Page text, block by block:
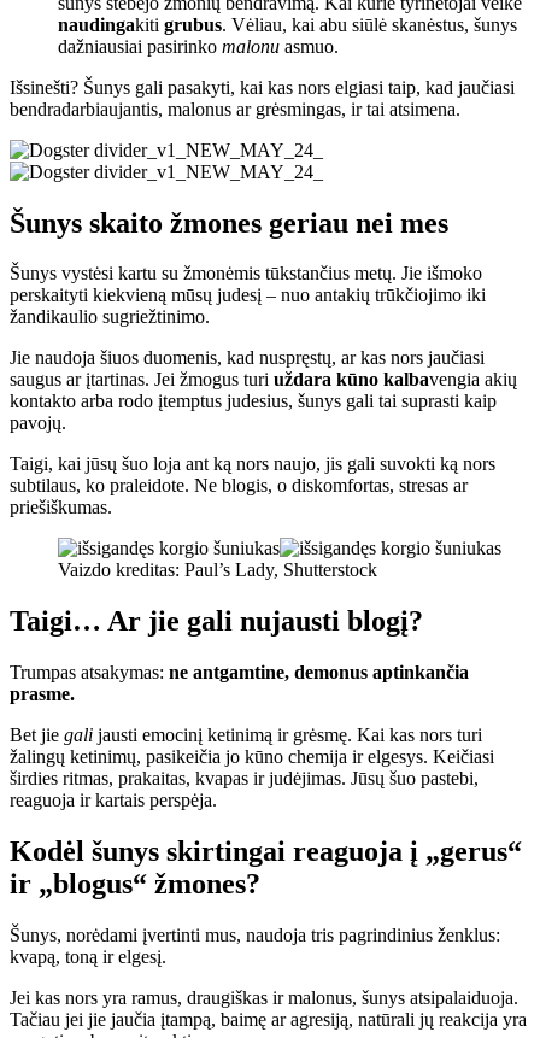
naudingakiti grubus. Vėliau, kai abu siūlė skanėstus, šunys
dažniausiai pasirinko malonu asmuo.
Išsinešti? Šunys gali pasakyti, kai kas nors elgiasi taip, kad jaučiasi
bendradarbiaujantis, malonus ar grėsmingas, ir tai atsimena.
Šunys skaito žmones geriau nei mes
Šunys vystėsi kartu su žmonėmis tūkstančius metų. Jie išmoko
perskaityti kiekvieną mūsų judesį – nuo ​​antakių trūkčiojimo iki
žandikaulio sugriežtinimo.
Jie naudoja šiuos duomenis, kad nuspręstų, ar kas nors jaučiasi
saugus ar įtartinas. Jei žmogus turi uždara kūno kalbavengia akių
kontakto arba rodo įtemptus judesius, šunys gali tai suprasti kaip
pavojų.
Taigi, kai jūsų šuo loja ant ką nors naujo, jis gali suvokti ką nors
subtilaus, ko praleidote. Ne blogis, o diskomfortas, stresas ar
priešiškumas.
Vaizdo kreditas: Paul’s Lady, Shutterstock
Taigi… Ar jie gali nujausti blogį?
Trumpas atsakymas: ne antgamtine, demonus aptinkančia
prasme.
Bet jie gali jausti emocinį ketinimą ir grėsmę. Kai kas nors turi
žalingų ketinimų, pasikeičia jo kūno chemija ir elgesys. Keičiasi
širdies ritmas, prakaitas, kvapas ir judėjimas. Jūsų šuo pastebi,
reaguoja ir kartais perspėja.
Kodėl šunys skirtingai reaguoja į „gerus“
ir „blogus“ žmones?
Šunys, norėdami įvertinti mus, naudoja tris pagrindinius ženklus:
kvapą, toną ir elgesį.
Jei kas nors yra ramus, draugiškas ir malonus, šunys atsipalaiduoja.
Tačiau jei jie jaučia įtampą, baimę ar agresiją, natūrali jų reakcija yra